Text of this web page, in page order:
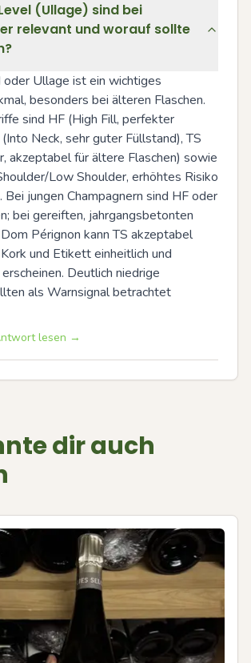
(Ullage) sind bei
relevant und worauf sollte
oder Ullage ist ein wichtiges
besonders bei älteren Flaschen.
sind HF (High Fill, perfekter
Neck, sehr guter Füllstand), TS
akzeptabel für ältere Flaschen) sowie
Low Shoulder, erhöhtes Risiko
Bei jungen Champagnern sind HF oder
bei gereiften, jahrgangsbetonten
Pérignon kann TS akzeptabel
und Etikett einheitlich und
Deutlich niedrige
als Warnsignal betrachtet
lesen →
dir auch